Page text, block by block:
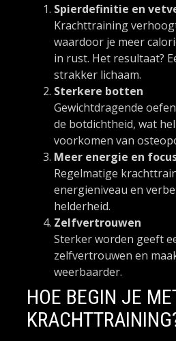
Spierdefinitie en
Krachttraining
waardoor je meer
in rust. Het resultaat?
strakker lichaam.
Sterkere botten
Gewichtdragende
de botdichtheid, wat
voorkomen van
Meer energie en
Regelmatige
energieniveau en
helderheid.
Zelfvertrouwen
Sterker worden geeft
zelfvertrouwen en
weerbaarder.
HOE BEGIN JE